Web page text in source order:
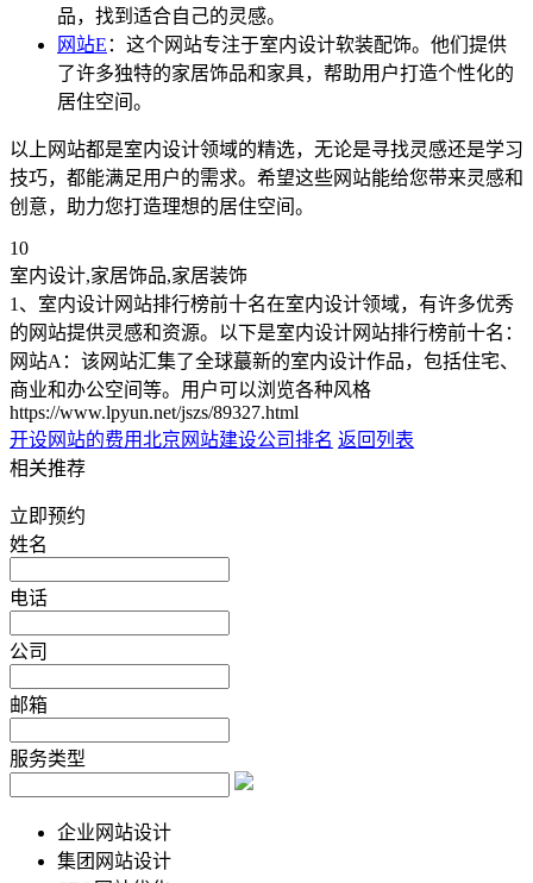
品，找到适合自己的灵感。
网站E ：这个网站专注于室内设计软装配饰。他们提供
了许多独特的家居饰品和家具，帮助用户打造个性化的
居住空间。
以上网站都是室内设计领域的精选，无论是寻找灵感还是学习
技巧，都能满足用户的需求。希望这些网站能给您带来灵感和
创意，助力您打造理想的居住空间。
10
室内设计,家居饰品,家居装饰
1、室内设计网站排行榜前十名在室内设计领域，有许多优秀
的网站提供灵感和资源。以下是室内设计网站排行榜前十名：
网站A：该网站汇集了全球蕞新的室内设计作品，包括住宅、
商业和办公空间等。用户可以浏览各种风格
https://www.lpyun.net/jszs/89327.html
开设网站的费用北京网站建设公司排名 返回列表
相关推荐
立即预约
姓名
电话
公司
邮箱
服务类型
企业网站设计
集团网站设计